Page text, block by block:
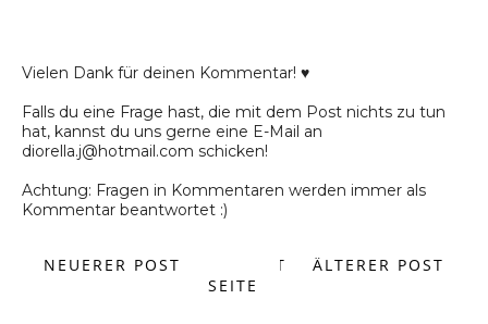
Vielen Dank für deinen Kommentar! ♥
Falls du eine Frage hast, die mit dem Post nichts zu tun
hat, kannst du uns gerne eine E-Mail an
diorella.j@hotmail.com schicken!
Achtung: Fragen in Kommentaren werden immer als
Kommentar beantwortet :)
NEUERER POST ÄLTERER POST
START
SEITE